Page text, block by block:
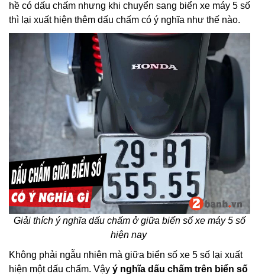
hề có dấu chấm nhưng khi chuyển sang biển xe máy 5 số
thì lại xuất hiện thêm dấu chấm có ý nghĩa như thế nào.
Giải thích ý nghĩa dấu chấm ở giữa biển số xe máy 5 số
hiện nay
Không phải ngẫu nhiên mà giữa biển số xe 5 số lại xuất
hiện một dấu chấm. Vậy ý nghĩa dấu chấm trên biển số